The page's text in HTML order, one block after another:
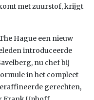
met zuurstof, krijgt
Hague een nieuw
introduceerde
nu chef bij
in het compleet
gerechten,